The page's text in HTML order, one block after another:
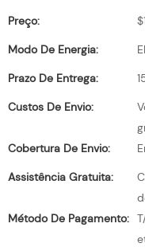
Preço:
Modo De Energia:
Prazo De Entrega:
Custos De Envio:
Cobertura De Envio:
Assistência Gratuita:
Método De Pagamento: